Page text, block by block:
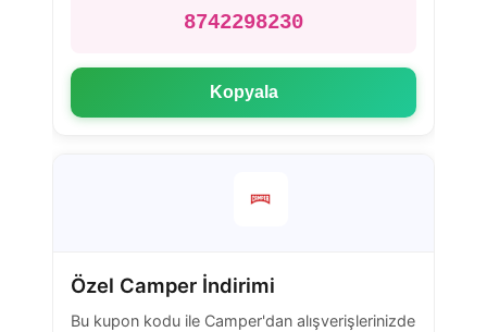
8742298230
Kopyala
Özel Camper İndirimi
Bu kupon kodu ile Camper'dan alışverişlerinizde